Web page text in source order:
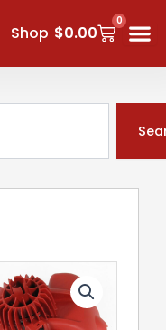
Shop $0.00
0
Carrito